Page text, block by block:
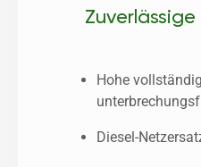
Hohe
Diesel-